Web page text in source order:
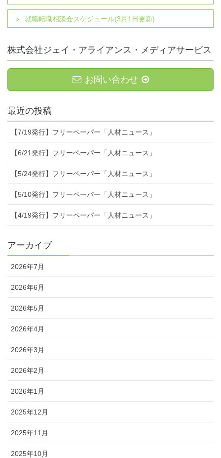
就職転職相談会スケジュール(3月1日更新)
株式会社ジェイ・アライアンス・メディアサービス
お問い合わせ
最近の投稿
【7/19発行】フリーペーパー「人材ニュース」
【6/21発行】フリーペーパー「人材ニュース」
【5/24発行】フリーペーパー「人材ニュース」
【5/10発行】フリーペーパー「人材ニュース」
【4/19発行】フリーペーパー「人材ニュース」
アーカイブ
2026年7月
2026年6月
2026年5月
2026年4月
2026年3月
2026年2月
2026年1月
2025年12月
2025年11月
2025年10月